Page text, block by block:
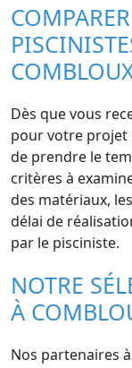
Dès que vous
pour votre projet
de prendre le
critères à
des matériaux,
délai de
par le pisciniste.
NOTRE
À
Nos partenaires